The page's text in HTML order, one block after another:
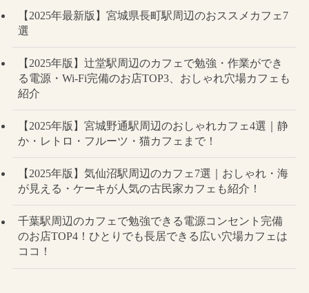
【2025年最新版】宮城県長町駅周辺のおススメカフェ7
選
【2025年版】辻堂駅周辺のカフェで勉強・作業ができ
る電源・Wi-Fi完備のお店TOP3、おしゃれ穴場カフェも
紹介
【2025年版】宮城野通駅周辺のおしゃれカフェ4選｜静
か・レトロ・フルーツ・猫カフェまで！
【2025年版】気仙沼駅周辺のカフェ7選｜おしゃれ・海
が見える・ケーキが人気の古民家カフェも紹介！
千葉駅周辺のカフェで勉強できる電源コンセント完備
のお店TOP4！ひとりでも長居できる広い穴場カフェは
ココ！